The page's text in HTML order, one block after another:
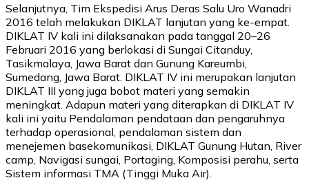
Selanjutnya, Tim Ekspedisi Arus Deras Salu Uro Wanadri
2016 telah melakukan DIKLAT lanjutan yang ke-empat.
DIKLAT IV kali ini dilaksanakan pada tanggal 20–26
Februari 2016 yang berlokasi di Sungai Citanduy,
Tasikmalaya, Jawa Barat dan Gunung Kareumbi,
Sumedang, Jawa Barat. DIKLAT IV ini merupakan lanjutan
DIKLAT III yang juga bobot materi yang semakin
meningkat. Adapun materi yang diterapkan di DIKLAT IV
kali ini yaitu Pendalaman pendataan dan pengaruhnya
terhadap operasional, pendalaman sistem dan
menejemen basekomunikasi, DIKLAT Gunung Hutan, River
camp, Navigasi sungai, Portaging, Komposisi perahu, serta
Sistem informasi TMA (Tinggi Muka Air).